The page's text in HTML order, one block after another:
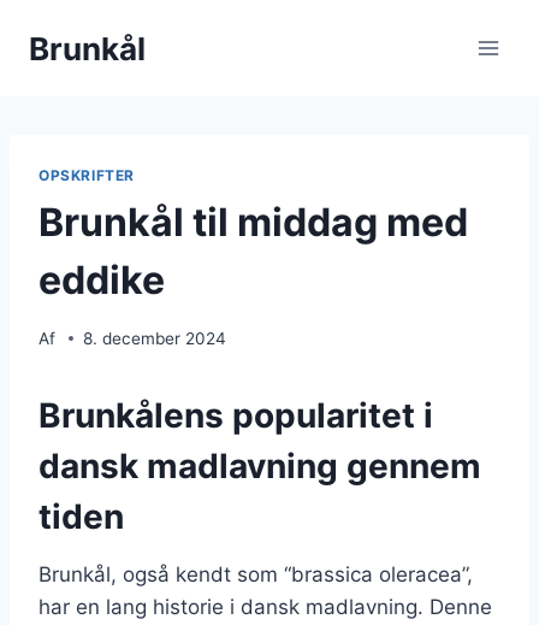
Brunkål
OPSKRIFTER
Brunkål til middag med
eddike
Af 8. december 2024
Brunkålens popularitet i
dansk madlavning gennem
tiden
Brunkål, også kendt som “brassica oleracea”,
har en lang historie i dansk madlavning. Denne